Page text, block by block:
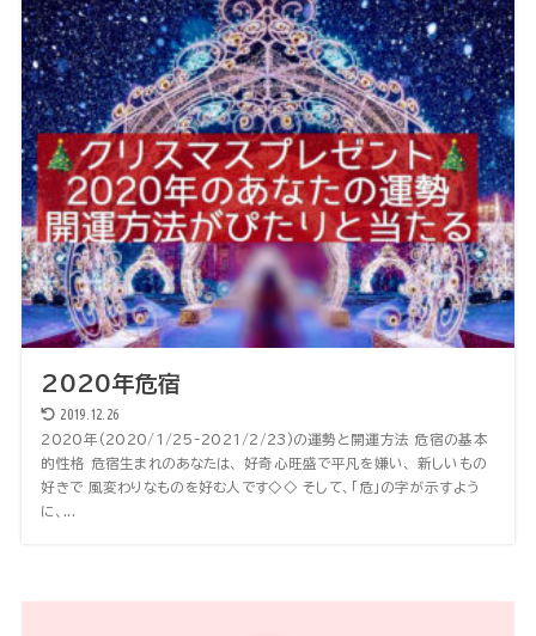
2020年危宿
2019.12.26
2020年(2020/1/25-2021/2/23)の運勢と開運方法 危宿の基本
的性格 危宿生まれのあなたは、 好奇心旺盛で平凡を嫌い、 新しいもの
好きで 風変わりなものを好む人です◇◇ そして、「危」の字が示すよう
に、...